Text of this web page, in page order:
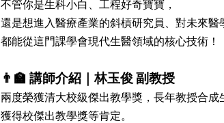
不管你是生科小白、工程好奇寶寶，
還是想進入醫療產業的斜槓研究員、對未來醫
都能從這門課學會現代生醫領域的核心技術！
👨‍🏫 講師介紹｜林玉俊 副教授
兩度榮獲清大校級傑出教學獎，長年教授合
獲得校傑出教學獎等肯定。